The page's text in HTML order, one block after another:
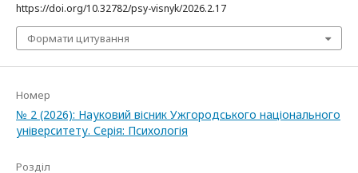
https://doi.org/10.32782/psy-visnyk/2026.2.17
Формати цитування
Номер
№ 2 (2026): Науковий вісник Ужгородського національного
університету. Серія: Психологія
Розділ